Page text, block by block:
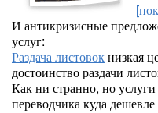
И антикризисные
услуг:
Раздача листовокнизкая
достоинство раздачи
Как ни странно, но услуги
переводчика куда